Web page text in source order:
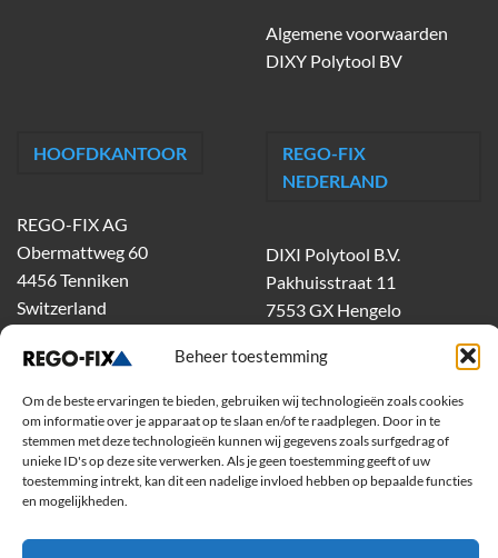
Beheer toestemming
Om de beste ervaringen te bieden, gebruiken wij technologieën zoals cookies
om informatie over je apparaat op te slaan en/of te raadplegen. Door in te
stemmen met deze technologieën kunnen wij gegevens zoals surfgedrag of
unieke ID's op deze site verwerken. Als je geen toestemming geeft of uw
toestemming intrekt, kan dit een nadelige invloed hebben op bepaalde functies
en mogelijkheden.
Algemene voorwaarden
DIXY Polytool BV
HOOFDKANTOOR
REGO-FIX AG
Obermattweg 60
4456 Tenniken
Switzerland
REGO-FIX
NEDERLAND
DIXI Polytool B.V.
Pakhuisstraat 11
7553 GX Hengelo
dixiholland@dixi.com
www.dixipolytool.com
Volg ons op Youtube
Volg ons op Linkedin